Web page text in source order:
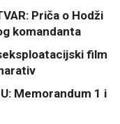
Priča o Hodži
komandanta
film
Memorandum 1 i